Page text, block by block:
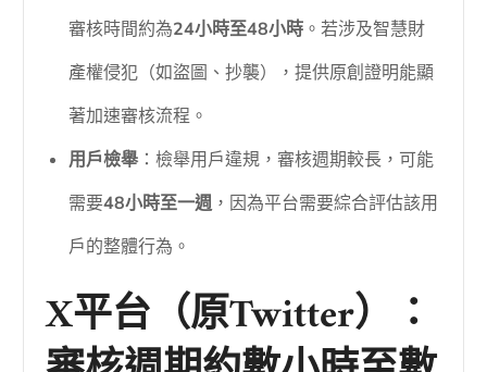
審核時間約為24小時至48小時 。若涉及智慧財
產權侵犯（如盜圖、抄襲），提供原創證明能顯
著加速審核流程。
用戶檢舉 ：檢舉用戶違規，審核週期較長，可能
需要48小時至一週，因為平台需要綜合評估該用
戶的整體行為。
X平台（原Twitter）：